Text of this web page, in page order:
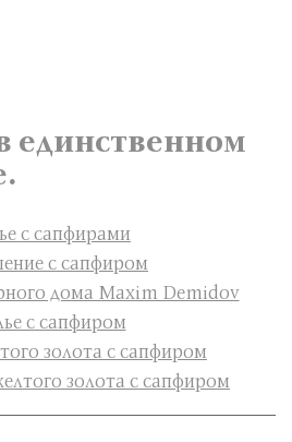
единственном
с сапфирами
с сапфиром
дома Maxim Demidov
с сапфиром
золота с сапфиром
золота с сапфиром